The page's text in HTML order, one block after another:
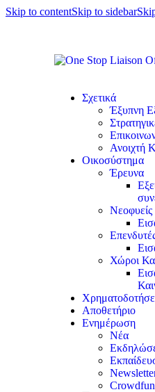
Skip to contentSkip to sidebar
Σχετικά
Έξυπνη
Ανοιχτή
Οικοσύστημα
Έρευνα
Νεοφυείς
Χώροι
Αποθετήριο
Ενημέρωση
Νέα